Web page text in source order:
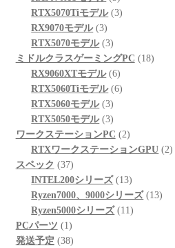
商
の
品
個
品
RTX5070Tiモデル 33
商
品
RX9070モデル 33
個
の
商
品
RTX5070モデル 33
個
の
商
品
ミドルクラスゲーミングPC 1818
RX9060XTモデル 66
個
品
RTX5060Tiモデル 66
商
品
RTX5060モデル 33
個
の
商
RTX5050モデル 33
個
の
品
ワークステーションPC 22
個
商
品
RTXワークステーションGPU 22
スペック 3737
個
の
商
品
INTEL200シリーズ 1313
個
の
Ryzen7000、9000シリーズ 1313
Ryzen5000シリーズ 1111
PCパーツ 11
個
発送予定 3838